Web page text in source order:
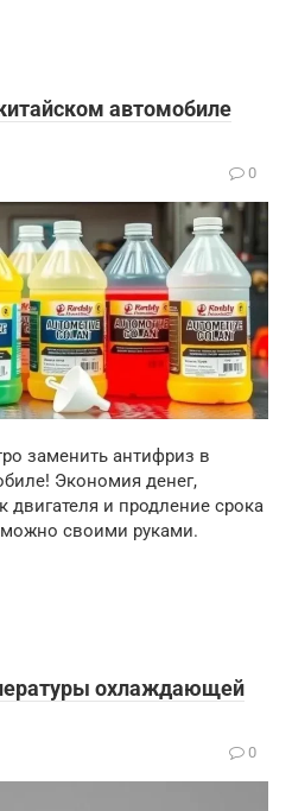
автомобиле
0
заменить антифриз в
Экономия денег,
и продление срока
своими руками.
охлаждающей
0